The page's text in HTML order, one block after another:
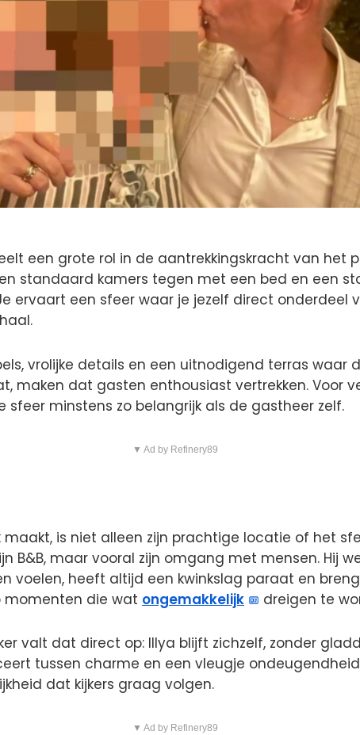
een grote rol in de aantrekkingskracht van het
standaard kamers tegen met een bed en een
ervaart een sfeer waar je jezelf direct onderdeel
vrolijke details en een uitnodigend terras waar
maken dat gasten enthousiast vertrekken. Voor
sfeer minstens zo belangrijk als de gastheer zelf.
▼ Ad by Refinery89
maakt, is niet alleen zijn prachtige locatie of het
B&B, maar vooral zijn omgang met mensen. Hij
voelen, heeft altijd een kwinkslag paraat en
momenten die wat ongemakkelijk dreigen te
valt dat direct op: Illya blijft zichzelf, zonder
tussen charme en een vleugje
dat kijkers graag volgen.
▼ Ad by Refinery89